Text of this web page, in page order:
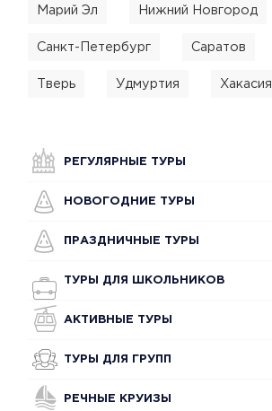
Марий Эл Нижний Новгород
Санкт-Петербург Саратов
Тверь Удмуртия Хакасия
РЕГУЛЯРНЫЕ ТУРЫ
НОВОГОДНИЕ ТУРЫ
ПРАЗДНИЧНЫЕ ТУРЫ
ТУРЫ ДЛЯ ШКОЛЬНИКОВ
АКТИВНЫЕ ТУРЫ
ТУРЫ ДЛЯ ГРУПП
РЕЧНЫЕ КРУИЗЫ